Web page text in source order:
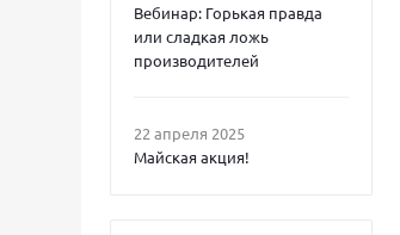
Вебинар: Горькая правда
или сладкая ложь
производителей
22 апреля 2025
Майская акция!